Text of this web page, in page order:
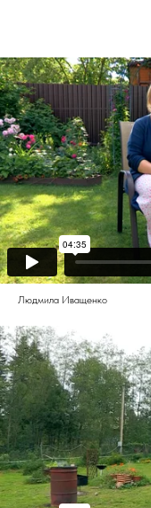
Людмила Иващенко